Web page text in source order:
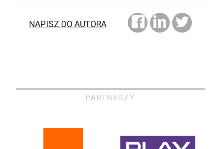
NAPISZ DO AUTORA
PARTNERZY